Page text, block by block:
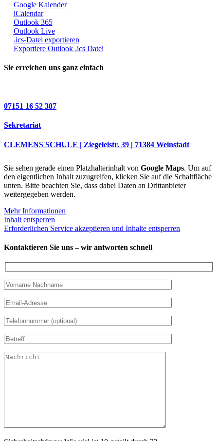
Google Kalender
iCalendar
Outlook 365
Outlook Live
.ics-Datei exportieren
Exportiere Outlook .ics Datei
Sie erreichen uns ganz einfach
07151 16 52 387
Sekretariat
CLEMENS SCHULE | Ziegeleistr. 39 | 71384 Weinstadt
Sie sehen gerade einen Platzhalterinhalt von Google Maps. Um auf
den eigentlichen Inhalt zuzugreifen, klicken Sie auf die Schaltfläche
unten. Bitte beachten Sie, dass dabei Daten an Drittanbieter
weitergegeben werden.
Mehr Informationen
Inhalt entsperren
Erforderlichen Service akzeptieren und Inhalte entsperren
Kontaktieren Sie uns – wir antworten schnell